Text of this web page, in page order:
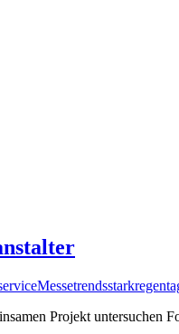
Messetrendsstarkregen
Projekt untersuchen